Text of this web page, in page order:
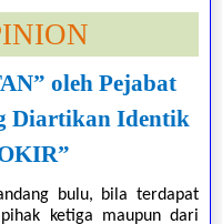
oleh Pejabat
Diartikan Identik
bulu, bila terdapat
ketiga maupun dari